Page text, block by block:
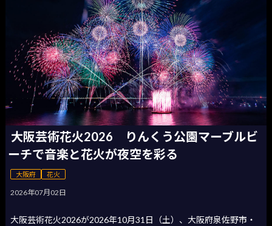
大阪芸術花火2026 りんくう公園マーブルビ
ーチで音楽と花火が夜空を彩る
大阪府 花火
2026年07月02日
大阪芸術花火2026が2026年10月31日（土）、大阪府泉佐野市・